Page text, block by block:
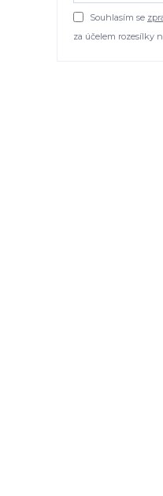
Souhlasím se
za účelem rozesílky